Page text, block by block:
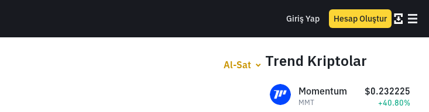
Giriş Yap Hesap Oluştur
Al-Sat Trend Kriptolar
Momentum
MMT
$0.232225
+40.80%